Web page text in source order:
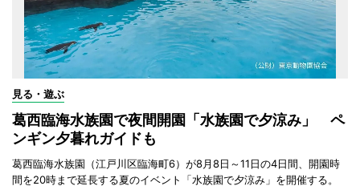
見る・遊ぶ
葛西臨海水族園で夜間開園「水族園で夕涼み」 ペ
ンギン夕暮れガイドも
葛西臨海水族園（江戸川区臨海町6）が8月8日～11日の4日間、開園時
間を20時まで延長する夏のイベント「水族園で夕涼み」を開催する。